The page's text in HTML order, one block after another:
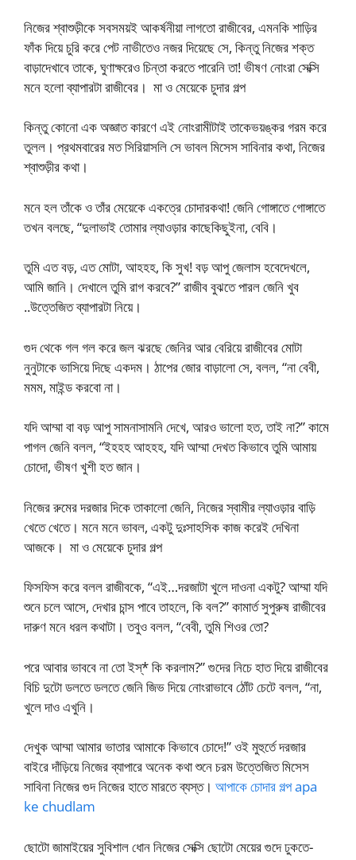
নিজের শ্বাশুড়ীকে সবসময়ই আকর্ষনীয়া লাগতো রাজীবের, এমনকি শাড়ির
ফাঁক দিয়ে চুরি করে পেট নাভীতেও নজর দিয়েছে সে, কিন্তু নিজের শক্ত
বাড়াদেখাবে তাকে, ঘুণাক্ষরেও চিন্তা করতে পারেনি তা! ভীষণ নোংরা সেক্সি
মনে হলো ব্যাপারটা রাজীবের। মা ও মেয়েকে চুদার গল্প
কিন্তু কোনো এক অজ্ঞাত কারণে এই নোংরামীটাই তাকেভয়ঙ্কর গরম করে
তুলল। প্রথমবারের মত সিরিয়াসলি সে ভাবল মিসেস সাবিনার কথা, নিজের
শ্বাশুড়ীর কথা।
মনে হল তাঁকে ও তাঁর মেয়েকে একত্রে চোদারকথা! জেনি গোঙ্গাতে গোঙ্গাতে
তখন বলছে, “দুলাভাই তোমার ল্যাওড়ার কাছেকিছুইনা, বেবি।
তুমি এত বড়, এত মোটা, আহহহ, কি সুখ! বড় আপু জেলাস হবেদেখলে,
আমি জানি। দেখালে তুমি রাগ করবে?” রাজীব বুঝতে পারল জেনি খুব
..উত্তেজিত ব্যাপারটা নিয়ে।
গুদ থেকে গল গল করে জল ঝরছে জেনির আর বেরিয়ে রাজীবের মোটা
নুনুটাকে ভাসিয়ে দিছে একদম। ঠাপের জোর বাড়ালো সে, বলল, “না বেবী,
মমম, মাইন্ড করবো না।
যদি আম্মা বা বড় আপু সামনাসামনি দেখে, আরও ভালো হত, তাই না?” কামে
পাগল জেনি বলল, “ইহহহ আহহহ, যদি আম্মা দেখত কিভাবে তুমি আমায়
চোদো, ভীষণ খুশী হত জান।
নিজের রুমের দরজার দিকে তাকালো জেনি, নিজের স্বামীর ল্যাওড়ার বাড়ি
খেতে খেতে। মনে মনে ভাবল, একটু দুঃসাহসিক কাজ করেই দেখিনা
আজকে। মা ও মেয়েকে চুদার গল্প
ফিসফিস করে বলল রাজীবকে, “এই…দরজাটা খুলে দাওনা একটু? আম্মা যদি
শুনে চলে আসে, দেখার চান্স পাবে তাহলে, কি বল?” কামার্ত সুপুরুষ রাজীবের
দারুণ মনে ধরল কথাটা। তবুও বলল, “বেবী, তুমি শিওর তো?
পরে আবার ভাববে না তো ইস্* কি করলাম?” গুদের নিচে হাত দিয়ে রাজীবের
বিচি দুটো ডলতে ডলতে জেনি জিভ দিয়ে নোংরাভাবে ঠোঁট চেটে বলল, “না,
খুলে দাও এখুনি।
দেখুক আম্মা আমার ভাতার আমাকে কিভাবে চোদে!” ওই মুহুর্তে দরজার
বাইরে দাঁড়িয়ে নিজের ব্যাপারে অনেক কথা শুনে চরম উত্তেজিত মিসেস
সাবিনা নিজের গুদ নিজের হাতে মারতে ব্যস্ত। আপাকে চোদার গল্প apa
ke chudlam
ছোটো জামাইয়ের সুবিশাল ধোন নিজের সেক্সি ছোটো মেয়ের গুদে ঢুকতে-